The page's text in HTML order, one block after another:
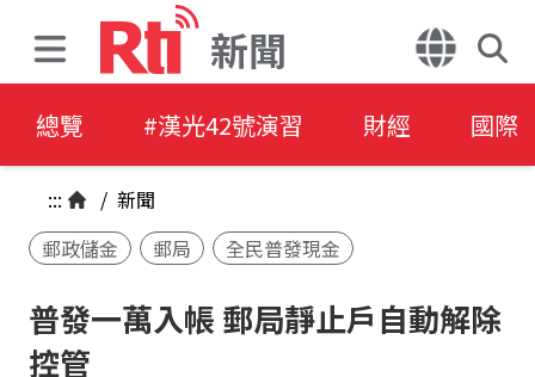
新聞
總覽 #漢光42號演習 財經 國際
::: / 新聞
郵政儲金
郵局 全民普發現金
普發一萬入帳 郵局靜止戶自動解除
控管